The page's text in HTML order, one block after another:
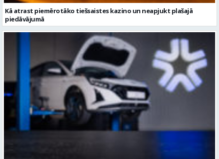
Kā atrast piemērotāko tiešsaistes kazino un neapjukt plašajā
piedāvājumā